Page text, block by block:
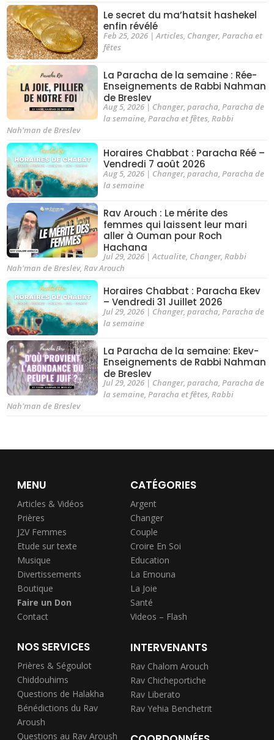
Le secret du ma’hatsit hashekel
enfin révélé
Feb 25, 2026|Articles, Changer, Paracha et
fêtes
La Paracha de la semaine : Rée-
Enseignements de Rabbi Nahman
de Breslev
Aug 5, 2026| Changer, paracha, Paracha de
la semaine, Paracha et fêtes, Rabbi
Nah'man de Breslev
Horaires Chabbat : Paracha Réé –
Vendredi 7 août 2026
Aug 5, 2026| Changer, paracha, Paracha de
la semaine
Rav Arouch : Le mérite des
femmes qui laissent leur mari
aller à Ouman pour Roch
Hachana
Jul 29, 2026|Actualite, Changer, Rabbi
Nah'man de Breslev,Rav Arouch
Horaires Chabbat : Paracha Ekev
– Vendredi 31 Juillet 2026
Jul 29, 2026| Changer, paracha Paracha de
la semaine
La Paracha de la semaine: Ekev-
Enseignements de Rabbi Nahman
de Breslev
Jul 29, 2026| Changer, paracha, Paracha de
la semaine, Paracha et fêtes, Rabbi
Nah'man de Breslev
MENU
Articles & Vidéos
Prières
J2V Femmes
Etude sur texte
Musique
Divertissements
Boutique
Faire un Don
Contact
CATÉGORIES
Argent
Changer
Couple
Croire En Soi
Education
La Emouna
La Joie
Santé
Videos – Flash
NOS SERVICES
Prières & Ségoulot
Chiddouhims
Questions de Halakha
Bénédictions du Rav
Aroush
Questions au Rav Aroush
INTERVENANTS
Rav Chalom Arouch
Rav Chicheportiche
Rav Liberato
Rav Yehia Benchetrit